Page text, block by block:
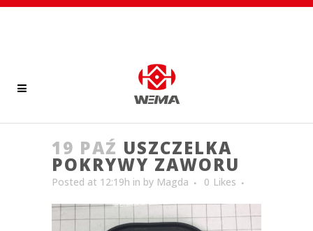
19 PAŹ USZCZELKA
POKRYWY ZAWORU
Posted at 12:19h in by Magda 0 Likes